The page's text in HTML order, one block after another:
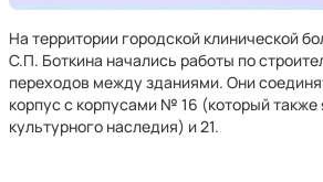
На территории городской клинической
С.П. Боткина начались работы по
переходов между зданиями. Они
корпус с корпусами № 16 (который также
культурного наследия) и 21.